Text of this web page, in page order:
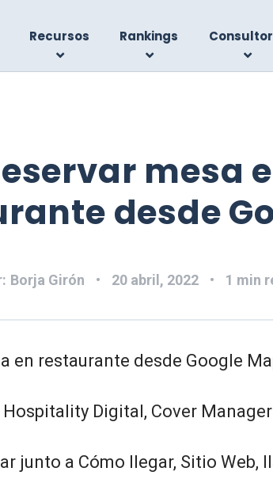
Recursos Rankings
mesa
desde
Borja Girón 20 abril, 2022 1 min
en restaurante desde Google
Digital, Cover Manager
junto a Cómo llegar, Sitio Web,